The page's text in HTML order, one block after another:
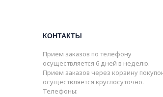
КОНТАКТЫ
Прием заказов по телефону
осуществляется 6 дней в неделю.
Прием заказов через корзину
осуществляется круглосуточно.
Телефоны: